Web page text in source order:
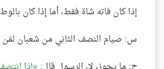
إذا كان فاته شاة فقط، أما إذا كان
س: صيام النصف الثاني من شعبان لمَن